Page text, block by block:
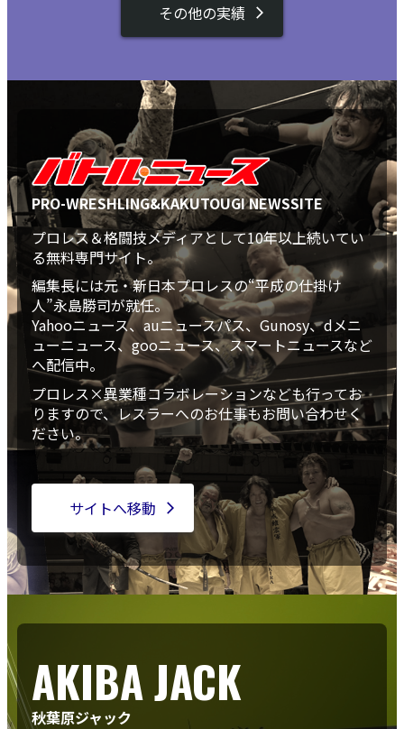
その他の実績 arrow_forward_ios
PRO-WRESHLING&KAKUTOUGI NEWSSITE
プロレス＆格闘技メディアとして10年以上続いてい
る無料専門サイト。
編集長には元・新日本プロレスの“平成の仕掛け
人”永島勝司が就任。
Yahooニュース、auニュースパス、Gunosy、dメニ
ューニュース、gooニュース、スマートニュースなど
へ配信中。
プロレス×異業種コラボレーションなども行ってお
りますので、レスラーへのお仕事もお問い合わせく
ださい。
サイトへ移動 arrow_forward_ios
AKIBA JACK
秋葉原ジャック